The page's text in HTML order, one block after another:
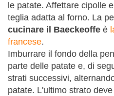
le patate. Affettare cipolle
teglia adatta al forno. La
cucinare il Baeckeoffe è
francese.
Imburrare il fondo della
parte delle patate e, di
strati successivi,
patate. L'ultimo strato